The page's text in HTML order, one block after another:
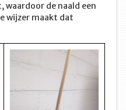
waardoor de naald een
wijzer maakt dat